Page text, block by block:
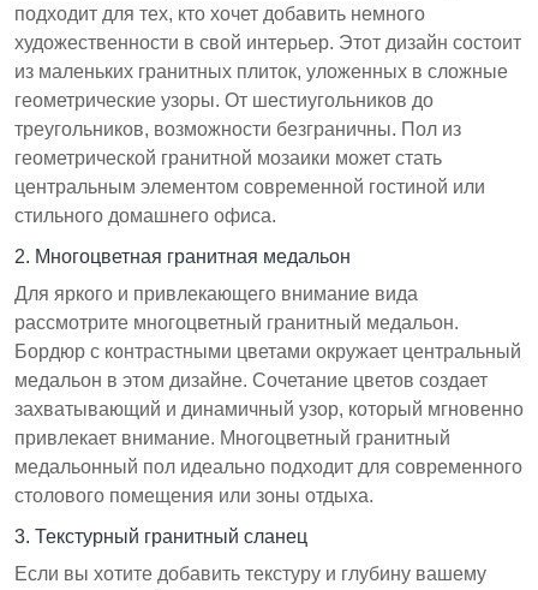
подходит для тех, кто хочет добавить немного
художественности в свой интерьер. Этот дизайн состоит
из маленьких гранитных плиток, уложенных в сложные
геометрические узоры. От шестиугольников до
треугольников, возможности безграничны. Пол из
геометрической гранитной мозаики может стать
центральным элементом современной гостиной или
стильного домашнего офиса.
2. Многоцветная гранитная медальон
Для яркого и привлекающего внимание вида
рассмотрите многоцветный гранитный медальон.
Бордюр с контрастными цветами окружает центральный
медальон в этом дизайне. Сочетание цветов создает
захватывающий и динамичный узор, который мгновенно
привлекает внимание. Многоцветный гранитный
медальонный пол идеально подходит для современного
столового помещения или зоны отдыха.
3. Текстурный гранитный сланец
Если вы хотите добавить текстуру и глубину вашему